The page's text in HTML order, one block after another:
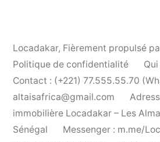
Locadakar, Fièrement propulsé
Politique de confidentialité
Contact : (+221) 77.555.55.70
altaisafrica@gmail.com
immobilière Locadakar – Les
Sénégal
Messenger : m.me/